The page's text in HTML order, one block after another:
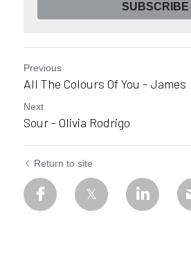
SUBSCRIBE
Previous
All The Colours Of You - James
Next
Sour - Olivia Rodrigo
Return to site